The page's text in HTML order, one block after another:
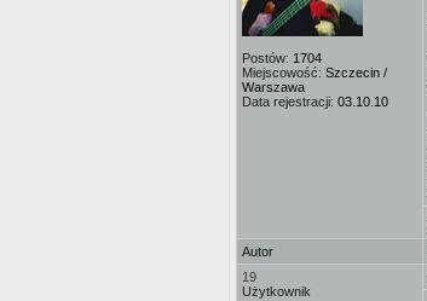
Postów: 1704
Miejscowość: Szczecin /
Warszawa
Data rejestracji: 03.10.10
Autor
19
Użytkownik